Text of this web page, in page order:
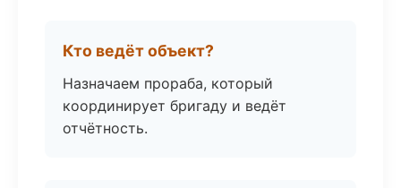
Кто ведёт объект?
Назначаем прораба, который
координирует бригаду и ведёт
отчётность.